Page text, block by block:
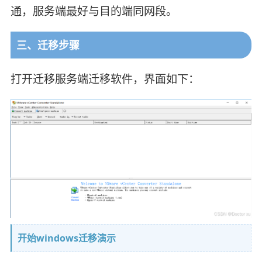
通，服务端最好与目的端同网段。
三、迁移步骤
打开迁移服务端迁移软件，界面如下：
开始windows迁移演示